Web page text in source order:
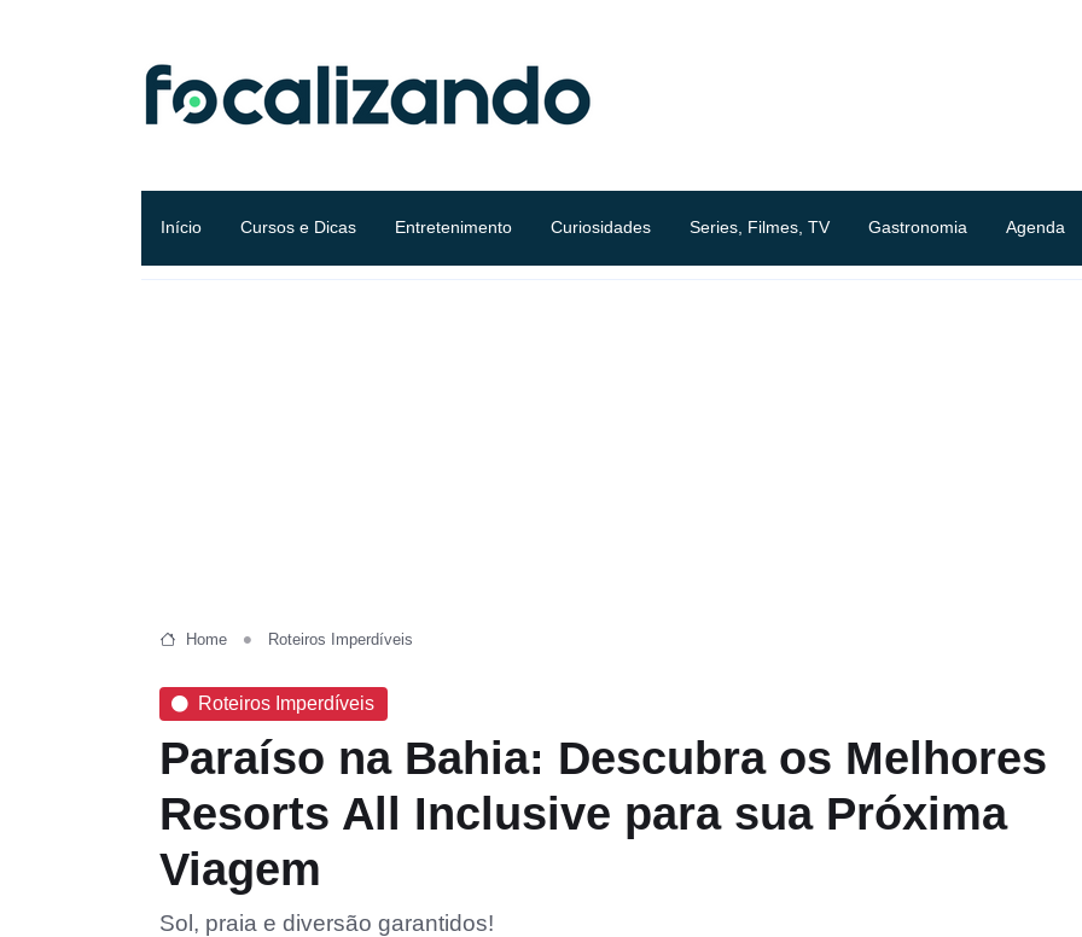
Início Cursos e Dicas Entretenimento Curiosidades Series, Filmes, TV Gastronomia Agenda
Home Roteiros Imperdíveis
Roteiros Imperdíveis
Paraíso na Bahia: Descubra os Melhores
Resorts All Inclusive para sua Próxima
Viagem
Sol, praia e diversão garantidos!